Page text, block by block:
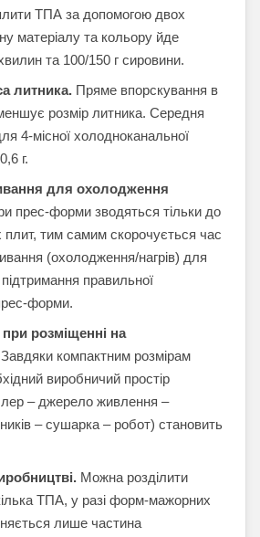
ТПА за допомогою двох
матеріалу та кольору йде
та 100/150 г сировини.
литника. Пряме впорскування в
розмір литника. Середня
4-місної холодноканальної
г.
для охолодження
прес-форми зводяться тільки до
тим самим скорочується час
(охолодження/нагрів) для
правильної
форми.
при розміщенні на
Завдяки компактним розмірам
виробничий простір
– джерело живлення –
– сушарка – робот) становить
Можна розділити
ТПА, у разі форм-мажорних
лише частина